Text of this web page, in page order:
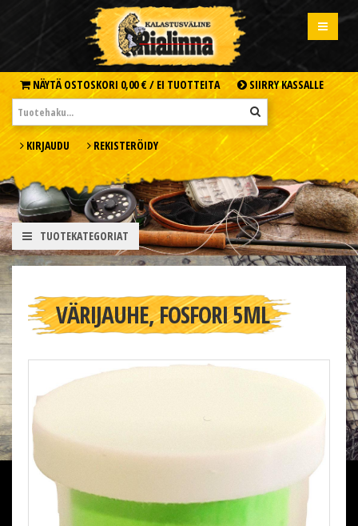
NÄYTÄ OSTOSKORI 0,00 € / EI TUOTTEITA SIIRRY KASSALLE
KIRJAUDU REKISTERÖIDY
TUOTEKATEGORIAT
VÄRIJAUHE, FOSFORI 5ML